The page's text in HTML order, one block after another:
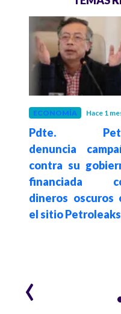
ECONOMÍA Hace 1
Pdte.
denuncia
contra su
financiada
dineros oscuros
el sitio Petroleaks
‹